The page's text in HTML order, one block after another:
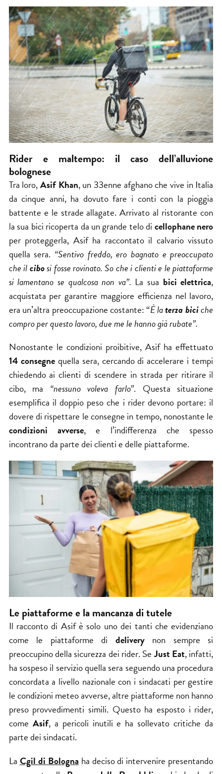
Rider e maltempo: il caso dell’alluvione
bolognese
Tra loro,Asif Khan, un 33enne afghano che vive in Italia
da cinque anni, ha dovuto fare i conti con la pioggia
battente e le strade allagate. Arrivato al ristorante con
la sua bici ricoperta da un grande telo di cellophane nero
per proteggerla, Asif ha raccontato il calvario vissuto
quella sera. “Sentivo freddo, ero bagnato e preoccupato
che ilcibosi fosse rovinato. So che i clienti e le piattaforme
si lamentano se qualcosa non va”. La sua bici elettrica,
acquistata per garantire maggiore efficienza nel lavoro,
era un’altra preoccupazione costante: “È laterza biciche
compro per questo lavoro, due me le hanno già rubate”.
Nonostante le condizioni proibitive, Asif ha effettuato
14 consegnequella sera, cercando di accelerare i tempi
chiedendo ai clienti di scendere in strada per ritirare il
cibo, ma “nessuno voleva farlo”. Questa situazione
esemplifica il doppio peso che i rider devono portare: il
dovere di rispettare le consegne in tempo, nonostante le
condizioni avverse, e l’indifferenza che spesso
incontrano da parte dei clienti e delle piattaforme.
Le piattaforme e la mancanza di tutele
Il racconto di Asif è solo uno dei tanti che evidenziano
come le piattaforme di deliverynon sempre si
preoccupino della sicurezza dei rider. SeJust Eat, infatti,
ha sospeso il servizio quella sera seguendo una procedura
concordata a livello nazionale con i sindacati per gestire
le condizioni meteo avverse, altre piattaforme non hanno
preso provvedimenti simili. Questo ha esposto i rider,
come Asif, a pericoli inutili e ha sollevato critiche da
parte dei sindacati.
La Cgil di Bologna ha deciso di intervenire presentando